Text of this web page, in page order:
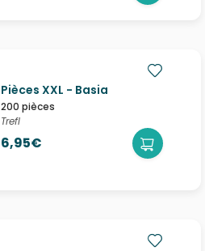
Pièces XXL - Basia
200 pièces
Trefl
6,95€